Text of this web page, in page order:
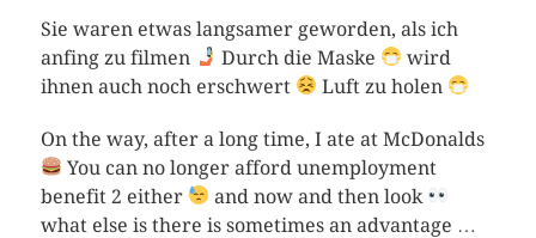
Sie waren etwas langsamer geworden, als ich
anfing zu filmen
Durch die Maske
wird
ihnen auch noch erschwert
Luft zu holen
On the way, after a long time, I ate at McDonalds
You can no longer afford unemployment
benefit 2 either
and now and then look
what else is there is sometimes an advantage …